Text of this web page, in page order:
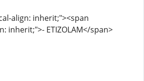
align: inherit;"><span
inherit;">- ETIZOLAM</span>